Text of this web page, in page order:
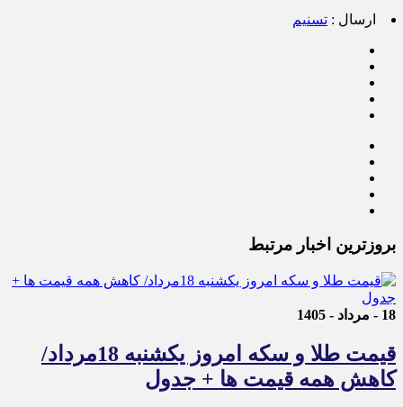
ارسال : تسنیم
بروزترین اخبار مرتبط
18 - مرداد - 1405
قیمت طلا و سکه امروز یکشنبه 18مرداد/
کاهش همه قیمت ها + جدول